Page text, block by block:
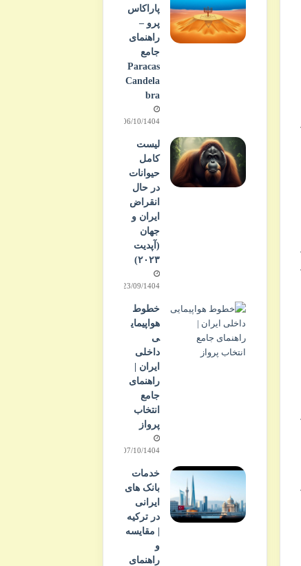
پاراکاس
پرو –
راهنمای
جامع
Paracas
Candela
bra
06/10/1404
لیست
کامل
حیوانات
در حال
انقراض
ایران و
جهان
(آپدیت
۲۰۲۳)
23/09/1404
خطوط
هواپیمای
ی
داخلی
ایران |
راهنمای
جامع
انتخاب
پرواز
07/10/1404
خدمات
بانک های
ایرانی
در ترکیه
| مقایسه
و
راهنمای